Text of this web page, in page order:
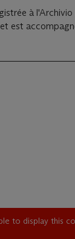
à l'Archivio
est
to display this